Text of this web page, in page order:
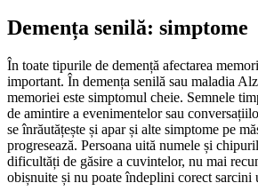
Demența senilă: simptome
În toate tipurile de demență afectarea
important. În demența senilă sau maladia
memoriei este simptomul cheie. Semnele
de amintire a evenimentelor sau
se înrăutățește și apar și alte simptome pe
progresează. Persoana uită numele și
dificultăți de găsire a cuvintelor, nu mai
obișnuite și nu poate îndeplini corect sarcini